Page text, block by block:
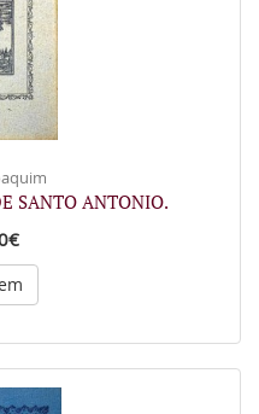
SANTO ANTONIO.